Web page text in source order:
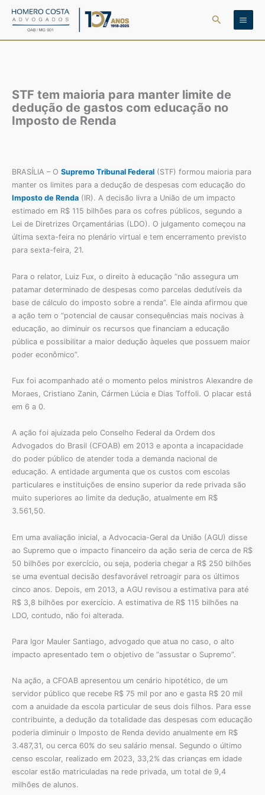
para
Pesquisar
STF tem maioria para manter limite de
dedução de gastos com educação no
Imposto de Renda
BRASÍLIA – O Supremo Tribunal Federal (STF) formou maioria para
manter os limites para a dedução de despesas com educação do
Imposto de Renda (IR). A decisão livra a União de um impacto
estimado em R$ 115 bilhões para os cofres públicos, segundo a
Lei de Diretrizes Orçamentárias (LDO). O julgamento começou na
última sexta-feira no plenário virtual e tem encerramento previsto
para sexta-feira, 21.
Para o relator, Luiz Fux, o direito à educação “não assegura um
patamar determinado de despesas como parcelas dedutíveis da
base de cálculo do imposto sobre a renda”. Ele ainda afirmou que
a ação tem o “potencial de causar consequências mais nocivas à
educação, ao diminuir os recursos que financiam a educação
pública e possibilitar a maior dedução àqueles que possuem maior
poder econômico”.
Fux foi acompanhado até o momento pelos ministros Alexandre de
Moraes, Cristiano Zanin, Cármen Lúcia e Dias Toffoli. O placar está
em 6 a 0.
A ação foi ajuizada pelo Conselho Federal da Ordem dos
Advogados do Brasil (CFOAB) em 2013 e aponta a incapacidade
do poder público de atender toda a demanda nacional de
educação. A entidade argumenta que os custos com escolas
particulares e instituições de ensino superior da rede privada são
muito superiores ao limite da dedução, atualmente em R$
3.561,50.
Em uma avaliação inicial, a Advocacia-Geral da União (AGU) disse
ao Supremo que o impacto financeiro da ação seria de cerca de R$
50 bilhões por exercício, ou seja, poderia chegar a R$ 250 bilhões
se uma eventual decisão desfavorável retroagir para os últimos
cinco anos. Depois, em 2013, a AGU revisou a estimativa para até
R$ 3,8 bilhões por exercício. A estimativa de R$ 115 bilhões na
LDO, contudo, não foi alterada.
Para Igor Mauler Santiago, advogado que atua no caso, o alto
impacto apresentado tem o objetivo de “assustar o Supremo”.
Na ação, a CFOAB apresentou um cenário hipotético, de um
servidor público que recebe R$ 75 mil por ano e gasta R$ 20 mil
com a anuidade da escola particular de seus dois filhos. Para esse
contribuinte, a dedução da totalidade das despesas com educação
poderia diminuir o Imposto de Renda devido anualmente em R$
3.487,31, ou cerca 60% do seu salário mensal. Segundo o último
censo escolar, realizado em 2023, 33,2% das crianças em idade
escolar estão matriculadas na rede privada, um total de 9,4
milhões de alunos.